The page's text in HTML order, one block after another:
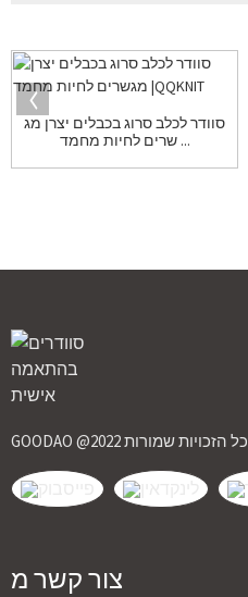
סוודר לכלב סרוג בכבלים יצרן מג
שרים לחיות מחמד ...
GOODAO @2022 כל הזכויות שמורות
צור קשר מ